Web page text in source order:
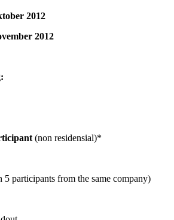
2012
2012
(non residensial)*
5 participants from the same company)